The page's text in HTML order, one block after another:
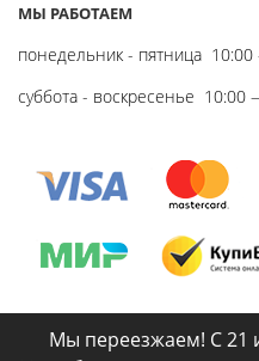
Мы переезжаем! С 21
МЫ РАБОТАЕМ
понедельник - пятница
суббота - воскресенье 10:00